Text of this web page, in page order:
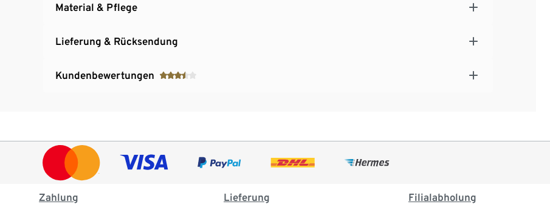
Material & Pflege
Lieferung & Rücksendung
Kundenbewertungen
Zahlung Lieferung Filialabholung